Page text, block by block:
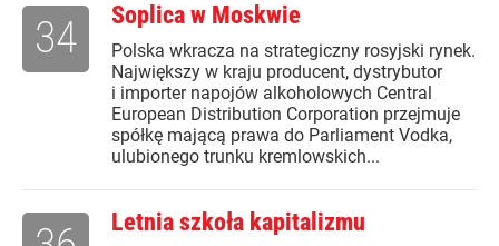
Soplica w Moskwie
Polska wkracza na strategiczny rosyjski rynek.
Największy w kraju producent, dystrybutor
i importer napojów alkoholowych Central
European Distribution Corporation przejmuje
spółkę mającą prawa do Parliament Vodka,
ulubionego trunku kremlowskich...
34
Letnia szkoła kapitalizmu